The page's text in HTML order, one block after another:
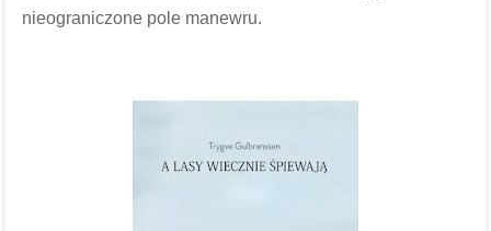
nieograniczone pole manewru.